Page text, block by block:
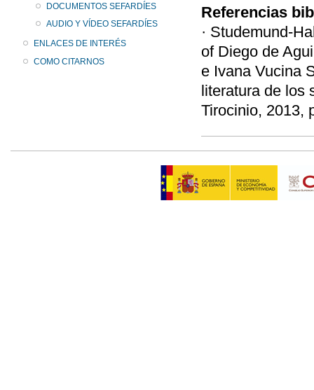
DOCUMENTOS SEFARDÍES
AUDIO Y VÍDEO SEFARDÍES
ENLACES DE INTERÉS
COMO CITARNOS
Referencias
· Studemund-
of Diego de
e Ivana Vucina
literatura de los
Tirocinio, 2013,